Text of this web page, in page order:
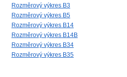
Rozměrový výkres B3
Rozměrový výkres B5
Rozměrový výkres B14
Rozměrový výkres B14B
Rozměrový výkres B34
Rozměrový výkres B35